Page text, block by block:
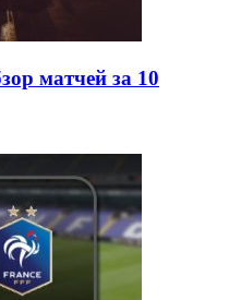
матчей за 10